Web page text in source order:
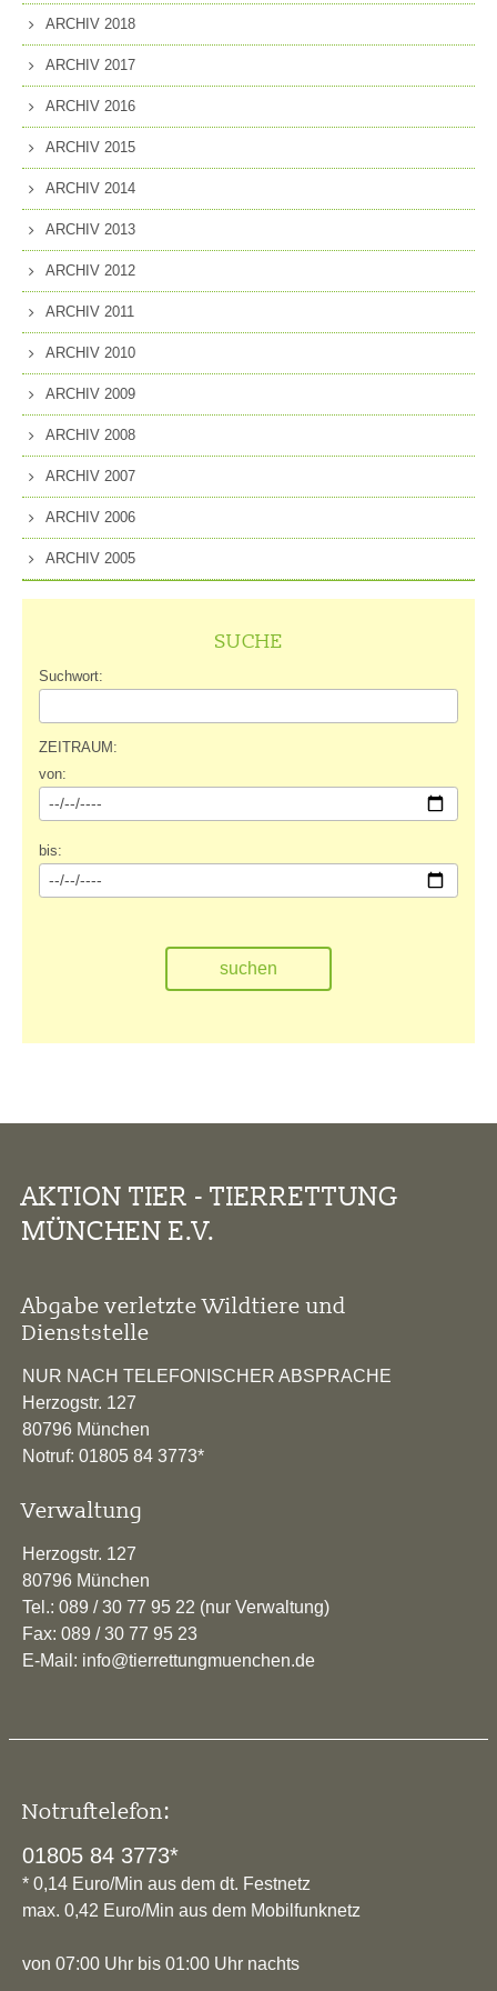
ARCHIV 2018
ARCHIV 2017
ARCHIV 2016
ARCHIV 2015
ARCHIV 2014
ARCHIV 2013
ARCHIV 2012
ARCHIV 2011
ARCHIV 2010
ARCHIV 2009
ARCHIV 2008
ARCHIV 2007
ARCHIV 2006
ARCHIV 2005
SUCHE
Suchwort:
ZEITRAUM:
von:
bis:
AKTION TIER - TIERRETTUNG
MÜNCHEN E.V.
Abgabe verletzte Wildtiere und
Dienststelle
NUR NACH TELEFONISCHER ABSPRACHE
Herzogstr. 127
80796 München
Notruf: 01805 84 3773*
Verwaltung
Herzogstr. 127
80796 München
Tel.: 089 / 30 77 95 22 (nur Verwaltung)
Fax: 089 / 30 77 95 23
E-Mail: info@tierrettungmuenchen.de
Notruftelefon:
01805 84 3773*
* 0,14 Euro/Min aus dem dt. Festnetz
max. 0,42 Euro/Min aus dem Mobilfunknetz
von 07:00 Uhr bis 01:00 Uhr nachts